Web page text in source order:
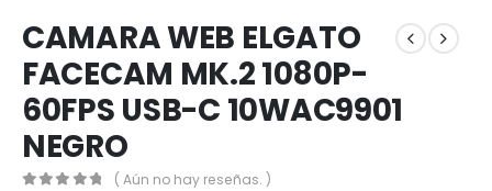
CAMARA WEB ELGATO
FACECAM MK.2 1080P-
60FPS USB-C 10WAC9901
NEGRO
( Aún no hay reseñas. )